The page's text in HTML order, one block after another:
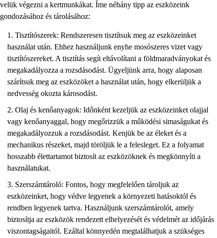
velük végezni a kertmunkákat. Íme néhány tipp az eszközeink
gondozásához és tárolásához:
Tisztítószerek: Rendszeresen tisztítsuk meg az eszközeinket
használat után. Ehhez használjunk enyhe mosószeres vizet vagy
tisztítószereket. A tisztítás segít eltávolítani a földmaradványokat és
megakadályozza a rozsdásodást. Ügyeljünk arra, hogy alaposan
szárítsuk meg az eszközöket a használat után, hogy elkerüljük a
nedvesség okozta károsodást.
Olaj és kenőanyagok: Időnként kezeljük az eszközeinket olajjal
vagy kenőanyaggal, hogy megőrizzük a működési simaságukat és
megakadályozzuk a rozsdásodást. Kenjük be az éleket és a
mechanikus részeket, majd töröljük le a felesleget. Ez a folyamat
hosszabb élettartamot biztosít az eszközöknek és megkönnyíti a
használatukat.
Szerszámtároló: Fontos, hogy megfelelően tároljuk az
eszközeinket, hogy védve legyenek a környezeti hatásoktól és
rendben legyenek tartva. Használjunk szerszámtárolót, amely
biztosítja az eszközök rendezett elhelyezését és védelmét az időjárás
viszontagságaitól. Ezáltal könnyedén megtalálhatjuk a szükséges